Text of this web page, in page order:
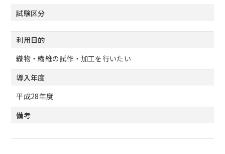
試験区分
利用目的
織物・繊維の試作・加工を行いたい
導入年度
平成28年度
備考